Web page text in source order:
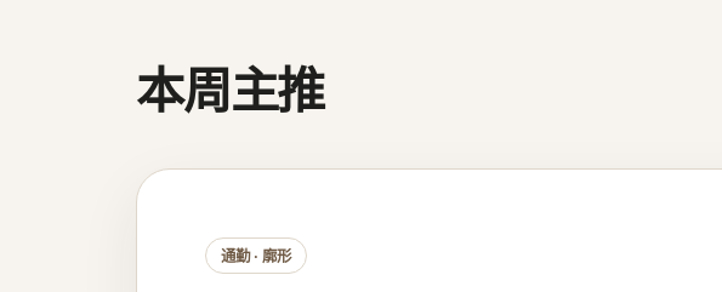
本周主推
通勤 · 廓形